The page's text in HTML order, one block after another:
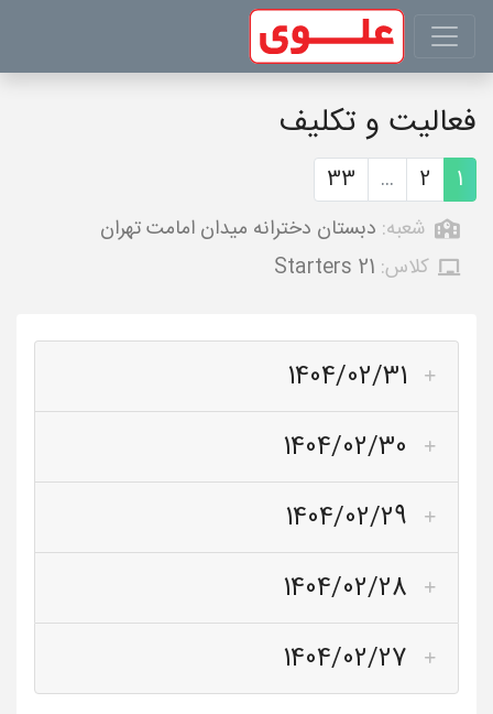
فعالیت و تکلیف
1
2
...
33
شعبه: دبستان دخترانه میدان امامت تهران
کلاس: Starters 21
1404/02/31
1404/02/30
1404/02/29
1404/02/28
1404/02/27